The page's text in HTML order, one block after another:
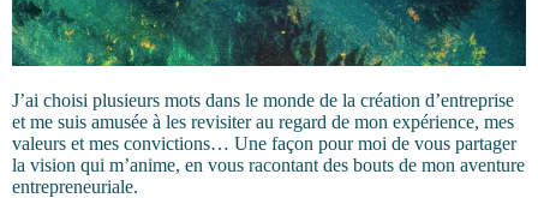
J’ai choisi plusieurs mots dans le monde de la création d’entreprise
et me suis amusée à les revisiter au regard de mon expérience, mes
valeurs et mes convictions… Une façon pour moi de vous partager
la vision qui m’anime, en vous racontant des bouts de mon aventure
entrepreneuriale.